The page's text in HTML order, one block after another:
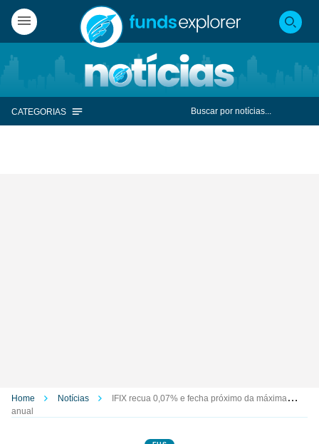
CATEGORIAS
Home Notícias
IFIX recua 0,07% e fecha próximo da máxima
anual